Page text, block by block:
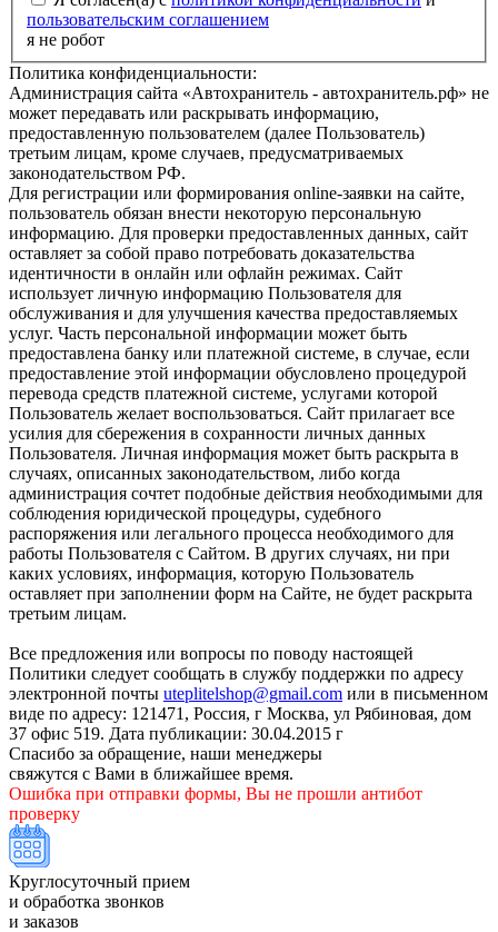
пользовательским соглашением
я не робот
Политика конфиденциальности:
Администрация сайта «Автохранитель - автохранитель.рф» не
может передавать или раскрывать информацию,
предоставленную пользователем (далее Пользователь)
третьим лицам, кроме случаев, предусматриваемых
законодательством РФ.
Для регистрации или формирования online-заявки на сайте,
пользователь обязан внести некоторую персональную
информацию. Для проверки предоставленных данных, сайт
оставляет за собой право потребовать доказательства
идентичности в онлайн или офлайн режимах. Сайт
использует личную информацию Пользователя для
обслуживания и для улучшения качества предоставляемых
услуг. Часть персональной информации может быть
предоставлена банку или платежной системе, в случае, если
предоставление этой информации обусловлено процедурой
перевода средств платежной системе, услугами которой
Пользователь желает воспользоваться. Сайт прилагает все
усилия для сбережения в сохранности личных данных
Пользователя. Личная информация может быть раскрыта в
случаях, описанных законодательством, либо когда
администрация сочтет подобные действия необходимыми для
соблюдения юридической процедуры, судебного
распоряжения или легального процесса необходимого для
работы Пользователя с Сайтом. В других случаях, ни при
каких условиях, информация, которую Пользователь
оставляет при заполнении форм на Сайте, не будет раскрыта
третьим лицам.
Все предложения или вопросы по поводу настоящей
Политики следует сообщать в службу поддержки по адресу
электронной почты uteplitelshop@gmail.com или в письменном
виде по адресу: 121471, Россия, г Москва, ул Рябиновая, дом
37 офис 519. Дата публикации: 30.04.2015 г
Спасибо за обращение, наши менеджеры
свяжутся с Вами в ближайшее время.
Ошибка при отправки формы, Вы не прошли антибот
проверку
Круглосуточный прием
и обработка звонков
и заказов